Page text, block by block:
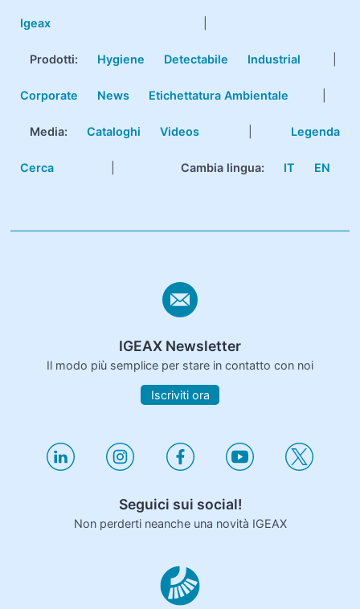
Igeax
Prodotti: Hygiene Detectabile Industrial
Corporate News Etichettatura Ambientale
Media: Cataloghi Videos Legenda
Cerca Cambia lingua: IT EN
IGEAX Newsletter
Il modo più semplice per stare in contatto con noi
Iscriviti ora
Seguici sui social!
Non perderti neanche una novità IGEAX